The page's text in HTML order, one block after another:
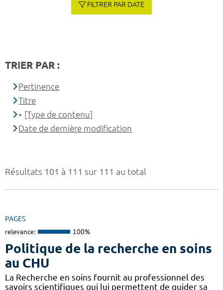
Résultats 101 à 111 sur 111 au total
PAGES
relevance: 100%
Politique de la recherche en soins
au CHU
La Recherche en soins fournit au professionnel des
savoirs scientifiques qui lui permettent de guider sa
FILTRER PAR DATE
TRIER PAR :
Pertinence
Titre
[Type de contenu]
Date de dernière modification